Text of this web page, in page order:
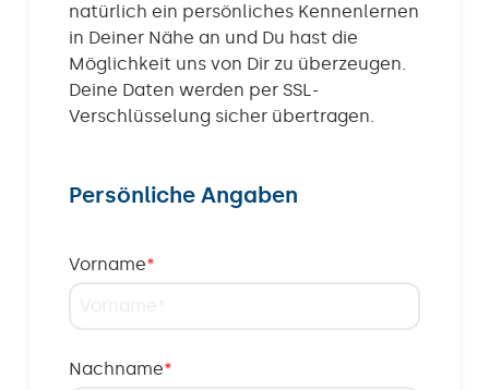
natürlich ein persönliches Kennenlernen
in Deiner Nähe an und Du hast die
Möglichkeit uns von Dir zu überzeugen.
Deine Daten werden per SSL-
Verschlüsselung sicher übertragen.
Persönliche Angaben
Vorname*
Nachname*